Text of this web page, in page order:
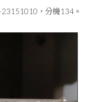
，分機134。